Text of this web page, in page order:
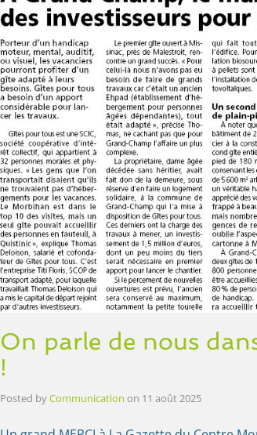
On parle de nous
!
Posted byCommunication on 11 août 2025